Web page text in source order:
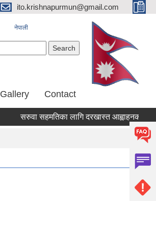
ito.krishnapurmun@gmail.com
नेपाली
Gallery Contact
सरुवा सहमतिका लागि दरखास्त आह्वाहनको